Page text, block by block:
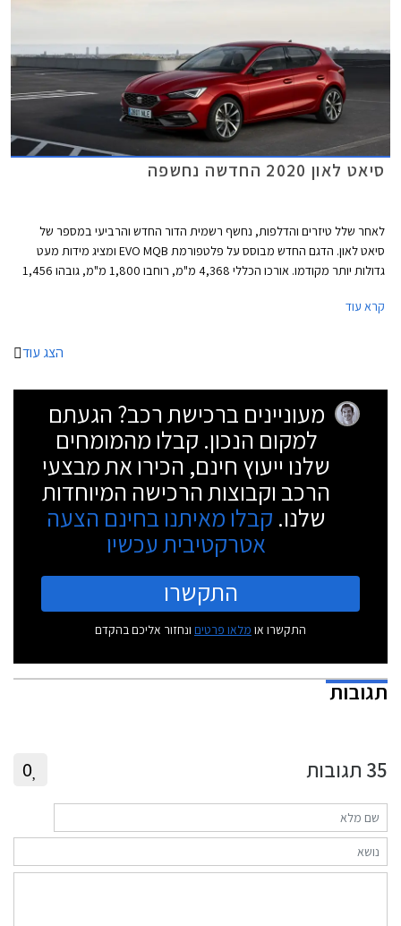
סיאט לאון 2020 החדשה נחשפה
לאחר שלל טיזרים והדלפות, נחשף רשמית הדור החדש והרביעי במספר של
סיאט לאון. הדגם החדש מבוסס על פלטפורמת EVO MQB ומציג מידות מעט
גדולות יותר מקודמו. אורכו הכללי 4,368 מ"מ, רוחבו 1,800 מ"מ, גובהו 1,456
קרא עוד
הצג עוד
מעוניינים ברכישת רכב? הגעתם
למקום הנכון. קבלו מהמומחים
שלנו ייעוץ חינם, הכירו את מבצעי
הרכב וקבוצות הרכישה המיוחדות
שלנו. קבלו מאיתנו בחינם הצעה
אטרקטיבית עכשיו
התקשרו
התקשרו או מלאו פרטים ונחזור אליכם בהקדם
תגובות
35 תגובות 0